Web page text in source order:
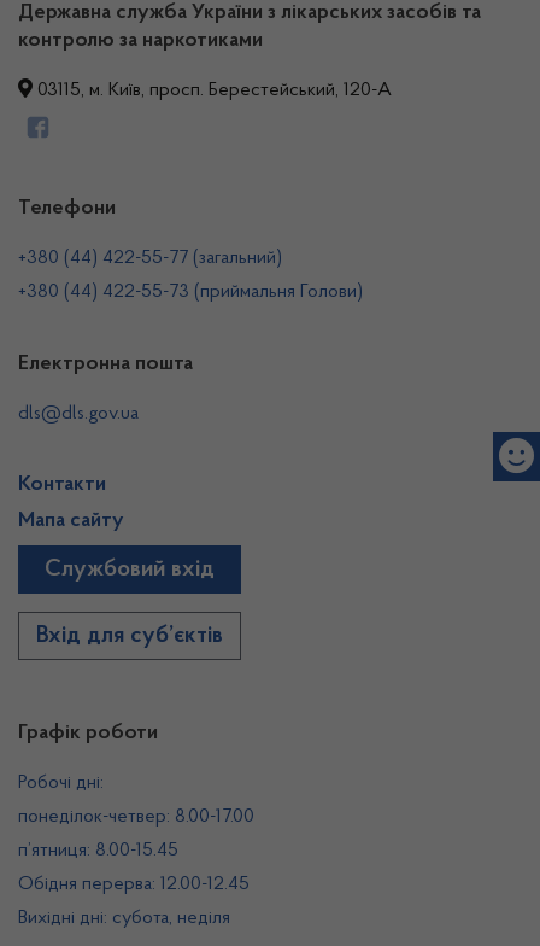
Державна служба України з лікарських засобів та
контролю за наркотиками
03115, м. Київ, просп. Берестейський, 120-А
Графік роботи
Робочі дні:
понеділок-четвер: 8.00-17.00
п’ятниця: 8.00-15.45
Обідня перерва: 12.00-12.45
Вихідні дні: субота, неділя
Телефони
+380 (44) 422-55-77 (загальний)
+380 (44) 422-55-73 (приймальня Голови)
Електронна пошта
dls@dls.gov.ua
Контакти
Мапа сайту
Службовий вхід
Вхід для суб’єктів